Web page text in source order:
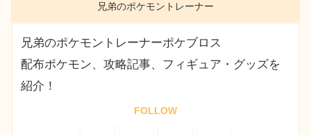
兄弟のポケモントレーナー
兄弟のポケモントレーナーポケブロス
配布ポケモン、攻略記事、フィギュア・グッズを
紹介！
FOLLOW